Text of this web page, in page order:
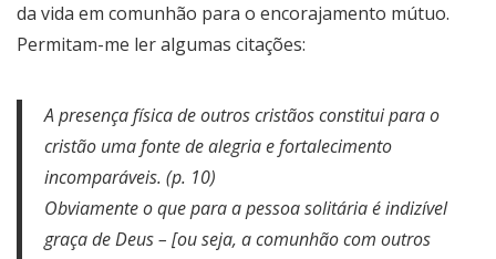
da vida em comunhão para o encorajamento mútuo.
Permitam-me ler algumas citações:
A presença física de outros cristãos constitui para o
cristão uma fonte de alegria e fortalecimento
incomparáveis. (p. 10)
Obviamente o que para a pessoa solitária é indizível
graça de Deus – [ou seja, a comunhão com outros